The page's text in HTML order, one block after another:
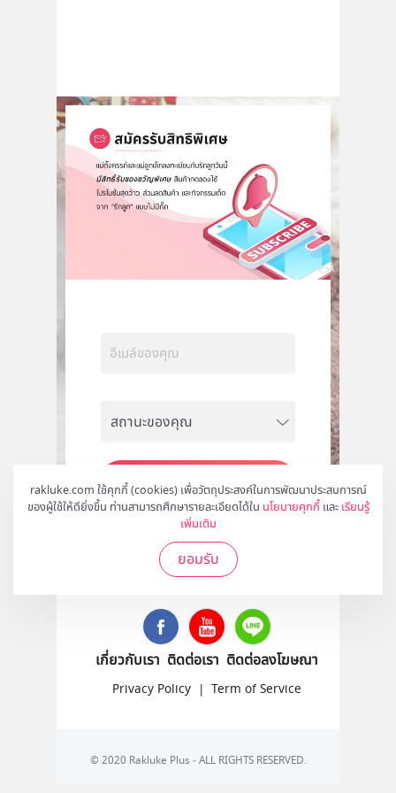
rakluke.com ใช้คุกกี้ (cookies) เพื่อวัตถุประสงค์ในการพัฒนาประสบการณ์
ของผู้ใช้ให้ดียิ่งขึ้น ท่านสามารถศึกษารายละเอียดได้ใน นโยบายคุกกี้ และ เรียนรู้
เพิ่มเติม
ยอมรับ
สมัคร
ติดตามเราได้ที่
เกี่ยวกับเรา ติดต่อเรา ติดต่อลงโฆษณา
Privacy Policy | Term of Service
© 2020 Rakluke Plus - ALL RIGHTS RESERVED.